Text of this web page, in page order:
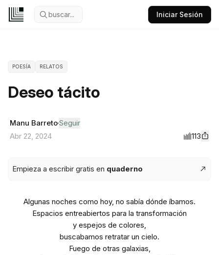
buscar... Iniciar Sesión
POESÍA RELATOS
Deseo tácito
Manu BarretoSeguir
Abr 22, 2024
113
Empieza a escribir gratis en quaderno
Algunas noches como hoy, no sabía dónde íbamos.
Espacios entreabiertos para la transformación
y espejos de colores,
buscabamos retratar un cielo.
Fuego de otras galaxias,